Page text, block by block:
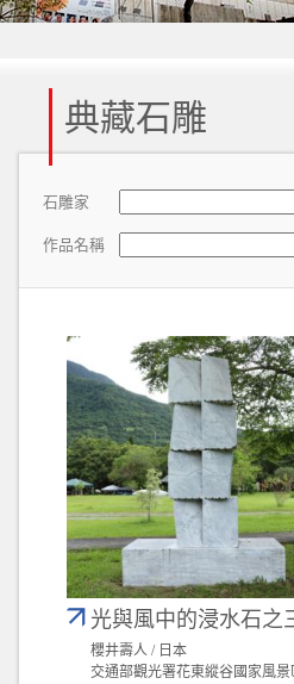
典藏石雕
石雕家
作品名稱
光與風中的浸水石之
櫻井壽人 / 日本
交通部觀光署花東縱谷國家風景